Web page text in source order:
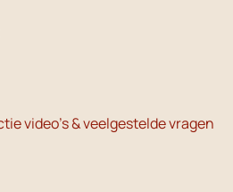
video's & veelgestelde vragen